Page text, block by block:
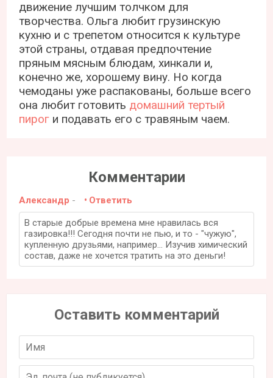
движение лучшим толчком для
творчества. Ольга любит грузинскую
кухню и с трепетом относится к культуре
этой страны, отдавая предпочтение
пряным мясным блюдам, хинкали и,
конечно же, хорошему вину. Но когда
чемоданы уже распакованы, больше всего
она любит готовить домашний тертый
пирог и подавать его с травяным чаем.
Комментарии
Александр - Ответить
В старые добрые времена мне нравилась вся
газировка!!! Сегодня почти не пью, и то - "чужую",
купленную друзьями, например... Изучив химический
состав, даже не хочется тратить на это деньги!
Оставить комментарий